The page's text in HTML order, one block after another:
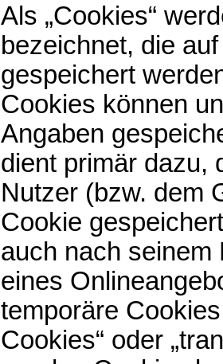
Als „Cookies“
bezeichnet, die
gespeichert
Cookies können
Angaben
dient primär dazu,
Nutzer (bzw. dem
Cookie
auch nach seinem
eines
temporäre
Cookies“ oder